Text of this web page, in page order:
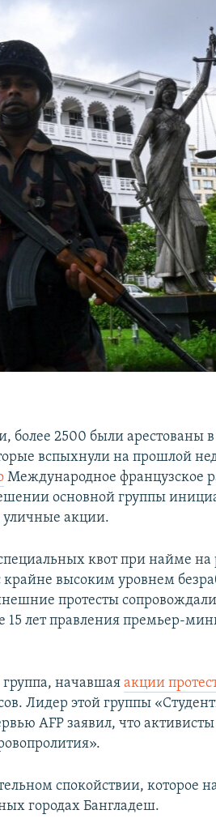
более 2500 были арестованы в
вспыхнули на прошлой
Международное французское
основной группы
уличные акции.
квот при найме на
крайне высоким уровнем
протесты
лет правления премьер-
группа, начавшаяакции
Лидер этой группы
AFP заявил, что активисты
спокойствии, которое
городах Бангладеш.